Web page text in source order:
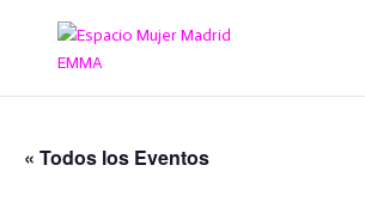
« Todos los Eventos